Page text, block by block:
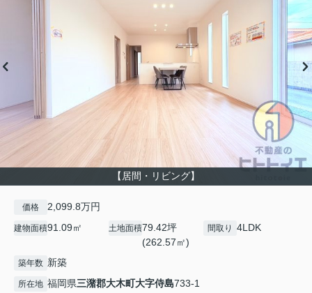
【居間・リビング】
価格 2,099.8万円
建物面積91.09㎡ 土地面積79.42坪
(262.57㎡)
間取り 4LDK
築年数 新築
所在地 福岡県三潴郡大木町大字侍島733-1